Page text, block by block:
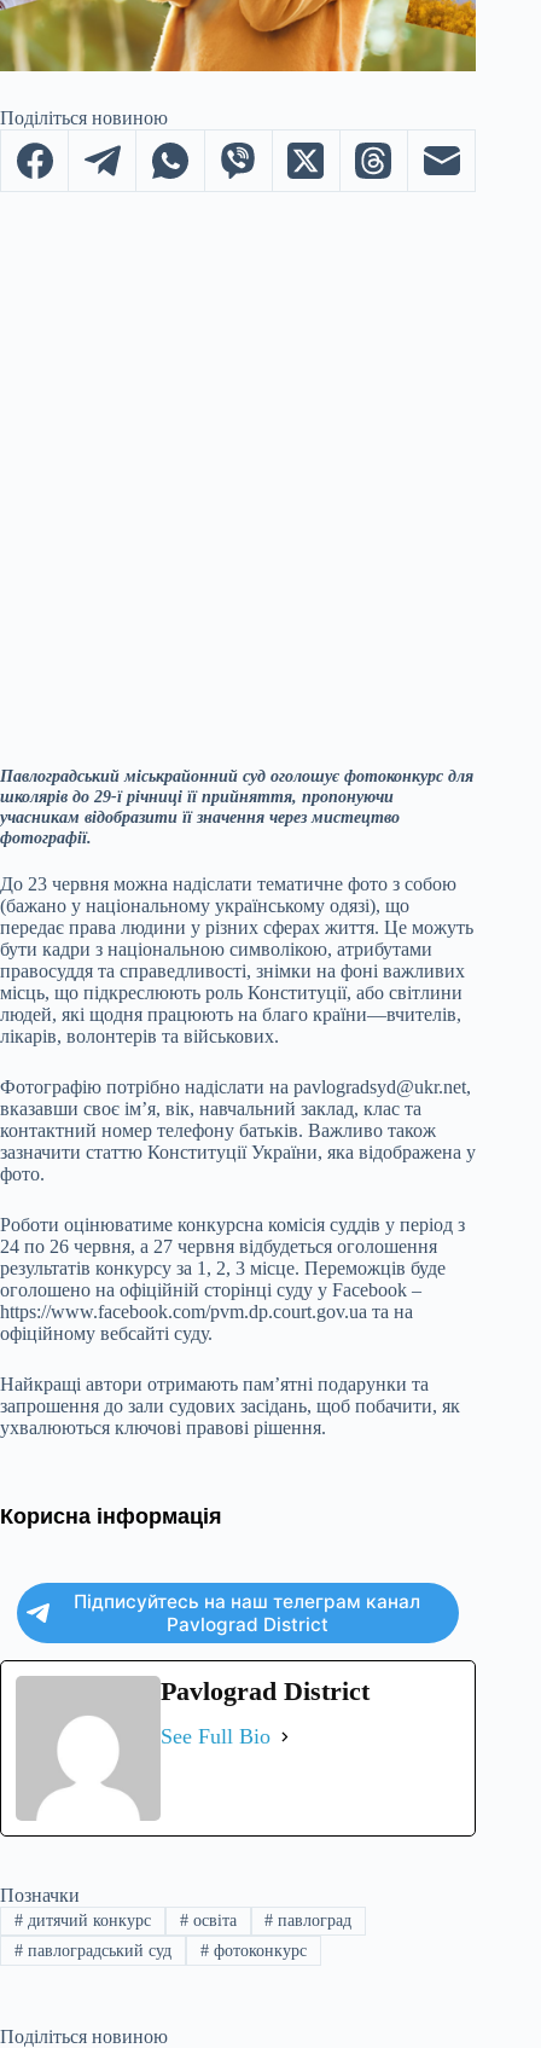
Поділіться новиною
Павлоградський міськрайонний суд оголошує фотоконкурс для
школярів до 29-ї річниці її прийняття, пропонуючи
учасникам відобразити її значення через мистецтво
фотографії.
До 23 червня можна надіслати тематичне фото з собою
(бажано у національному українському одязі), що
передає права людини у різних сферах життя. Це можуть
бути кадри з національною символікою, атрибутами
правосуддя та справедливості, знімки на фоні важливих
місць, що підкреслюють роль Конституції, або світлини
людей, які щодня працюють на благо країни—вчителів,
лікарів, волонтерів та військових.
Фотографію потрібно надіслати на pavlogradsyd@ukr.net,
вказавши своє ім’я, вік, навчальний заклад, клас та
контактний номер телефону батьків. Важливо також
зазначити статтю Конституції України, яка відображена у
фото.
Роботи оцінюватиме конкурсна комісія суддів у період з
24 по 26 червня, а 27 червня відбудеться оголошення
результатів конкурсу за 1, 2, 3 місце. Переможців буде
оголошено на офіційній сторінці суду у Facebook –
https://www.facebook.com/pvm.dp.court.gov.ua та на
офіційному вебсайті суду.
Найкращі автори отримають пам’ятні подарунки та
запрошення до зали судових засідань, щоб побачити, як
ухвалюються ключові правові рішення.
Корисна інформація
Підписуйтесь на наш телеграм канал
Pavlograd District
Pavlograd District
See Full Bio
Позначки
#дитячий конкурс #освіта # павлоград
#павлоградський суд #фотоконкурс
Поділіться новиною